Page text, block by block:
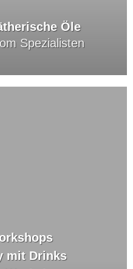
Öle
Spezialisten
mit Drinks